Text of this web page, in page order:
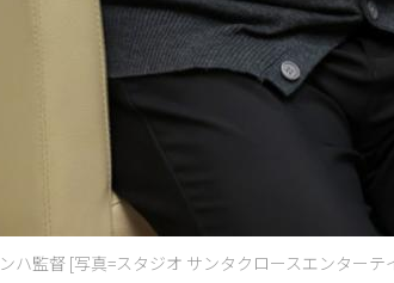
ハ監督 [写真=スタジオ サンタクロースエンターテ